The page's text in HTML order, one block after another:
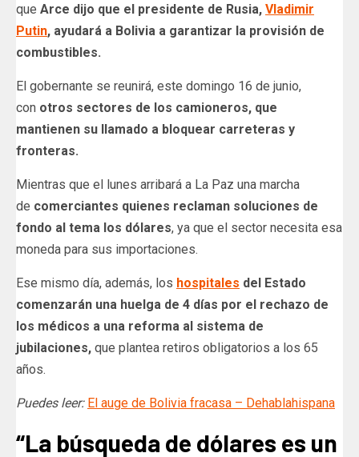
que Arce dijo que el presidente de Rusia, Vladimir
Putin, ayudará a Bolivia a garantizar la provisión de
combustibles.
El gobernante se reunirá, este domingo 16 de junio,
con otros sectores de los camioneros, que
mantienen su llamado a bloquear carreteras y
fronteras.
Mientras que el lunes arribará a La Paz una marcha
de comerciantes quienes reclaman soluciones de
fondo al tema los dólares, ya que el sector necesita esa
moneda para sus importaciones.
Ese mismo día, además, los hospitales del Estado
comenzarán una huelga de 4 días por el rechazo de
los médicos a una reforma al sistema de
jubilaciones, que plantea retiros obligatorios a los 65
años.
Puedes leer: El auge de Bolivia fracasa – Dehablahispana
“La búsqueda de dólares es un